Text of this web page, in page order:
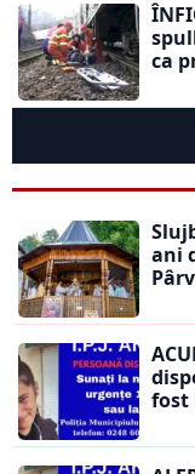
ca
ani
fost